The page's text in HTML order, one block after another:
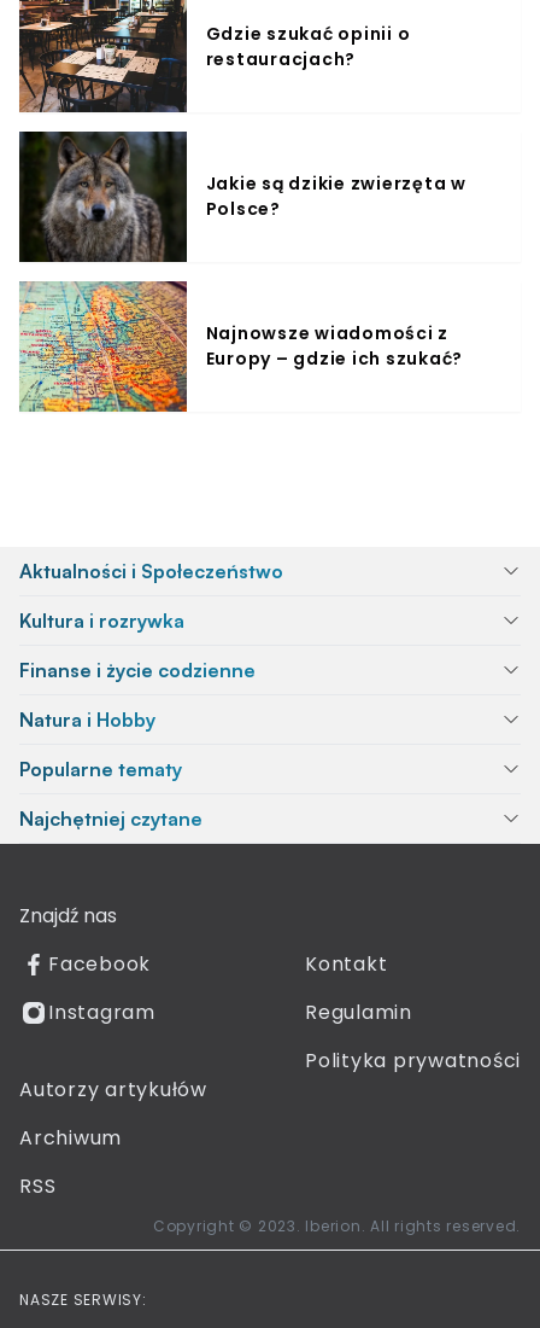
Gdzie szukać opinii o
restauracjach?
Jakie są dzikie zwierzęta w
Polsce?
Najnowsze wiadomości z
Europy – gdzie ich szukać?
Aktualności i Społeczeństwo
Kultura i rozrywka
Finanse i życie codzienne
Natura i Hobby
Popularne tematy
Najchętniej czytane
Znajdź nas
Facebook
Instagram
Kontakt
Regulamin
Polityka prywatności
Autorzy artykułów
Archiwum
RSS
Copyright © 2023. Iberion. All rights reserved.
NASZE SERWISY: